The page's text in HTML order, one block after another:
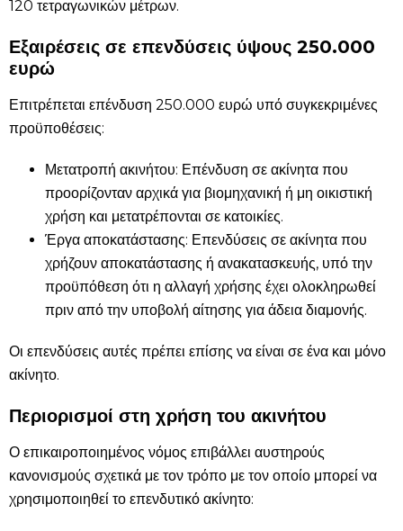
120 τετραγωνικών μέτρων.
Εξαιρέσεις σε επενδύσεις ύψους 250.000
ευρώ
Επιτρέπεται επένδυση 250.000 ευρώ υπό συγκεκριμένες
προϋποθέσεις:
Μετατροπή ακινήτου: Επένδυση σε ακίνητα που
προορίζονταν αρχικά για βιομηχανική ή μη οικιστική
χρήση και μετατρέπονται σε κατοικίες.
Έργα αποκατάστασης: Επενδύσεις σε ακίνητα που
χρήζουν αποκατάστασης ή ανακατασκευής, υπό την
προϋπόθεση ότι η αλλαγή χρήσης έχει ολοκληρωθεί
πριν από την υποβολή αίτησης για άδεια διαμονής.
Οι επενδύσεις αυτές πρέπει επίσης να είναι σε ένα και μόνο
ακίνητο.
Περιορισμοί στη χρήση του ακινήτου
Ο επικαιροποιημένος νόμος επιβάλλει αυστηρούς
κανονισμούς σχετικά με τον τρόπο με τον οποίο μπορεί να
χρησιμοποιηθεί το επενδυτικό ακίνητο: